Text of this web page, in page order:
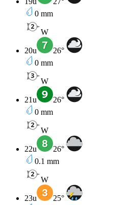
0 mm
W
20u 26°
0 mm
W
21u 26°
0 mm
W
22u 26°
0.1 mm
W
23u 25°